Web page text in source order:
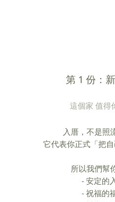
第 1 份：
這個家 值得
入厝，不是照
它代表你正式「把自
所以我們幫
- 安定的
- 祝福的